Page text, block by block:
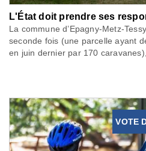
L'État doit prendre ses
La commune d’Epagny-Metz-
seconde fois (une parcelle ayant
en juin dernier par 170
VOTE